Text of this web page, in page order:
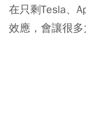
在只剩Tesla、
效應，會讓很多